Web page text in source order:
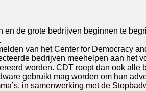
de grote bedrijven beginnen te
van het Center for Democracy
bedrijven meehelpen aan het
worden. CDT roept dan ook alle
gebruikt mag worden om hun
in samenwerking met de